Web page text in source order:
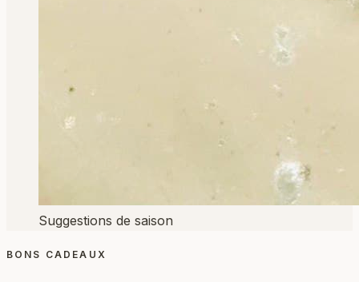
Suggestions de saison
BONS CADEAUX